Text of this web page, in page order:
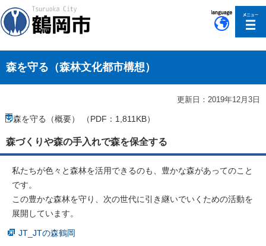
森を守る（森林文化都市構想）
更新日：2019年12月3日
森を守る（概要） （PDF：1,811KB）
森づくりや森の手入れで森を保全する
私たちが色々と森林を活用できるのも、豊かな森があってのこと
です。
この豊かな森林を守り、次の世代に引き継いでいくための活動を
展開しています。
JT_JTの森鶴岡